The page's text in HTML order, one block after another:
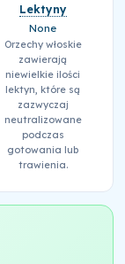
Lektyny
None
Orzechy włoskie
zawierają
niewielkie ilości
lektyn, które są
zazwyczaj
neutralizowane
podczas
gotowania lub
trawienia.